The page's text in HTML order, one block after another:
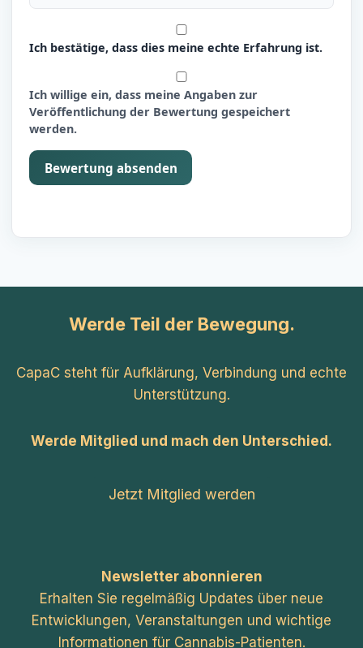
Ich bestätige, dass dies meine echte Erfahrung ist.
Ich willige ein, dass meine Angaben zur
Veröffentlichung der Bewertung gespeichert
werden.
Bewertung absenden
Werde Teil der Bewegung.
CapaC steht für Aufklärung, Verbindung und echte
Unterstützung.
Werde Mitglied und mach den Unterschied.
Jetzt Mitglied werden
Newsletter abonnieren
Erhalten Sie regelmäßig Updates über neue
Entwicklungen, Veranstaltungen und wichtige
Informationen für Cannabis-Patienten.